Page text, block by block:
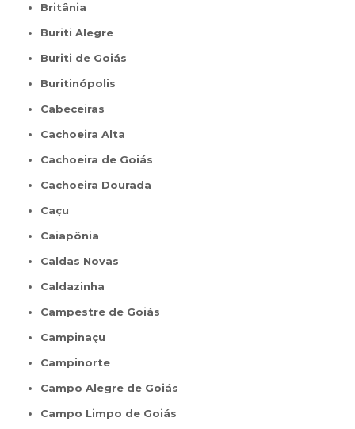
Britânia
Buriti Alegre
Buriti de Goiás
Buritinópolis
Cabeceiras
Cachoeira Alta
Cachoeira de Goiás
Cachoeira Dourada
Caçu
Caiapônia
Caldas Novas
Caldazinha
Campestre de Goiás
Campinaçu
Campinorte
Campo Alegre de Goiás
Campo Limpo de Goiás